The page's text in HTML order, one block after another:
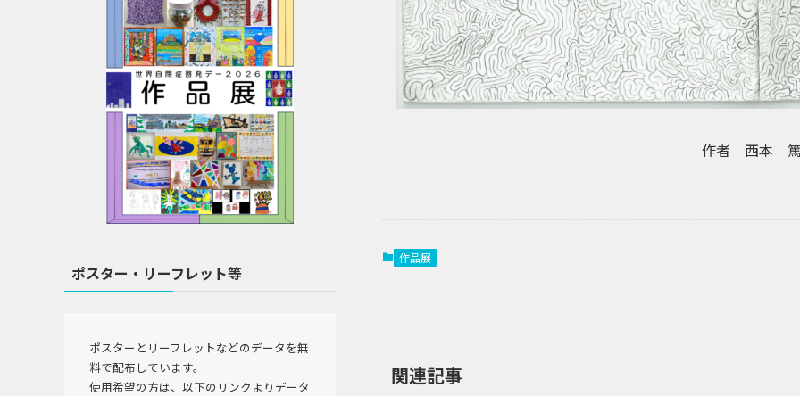
作者 西本
作品展
関連記事
ポスター・リーフレット等
ポスターとリーフレットなどのデータを無
料で配布しています。
使用希望の方は、以下のリンクよりデータ